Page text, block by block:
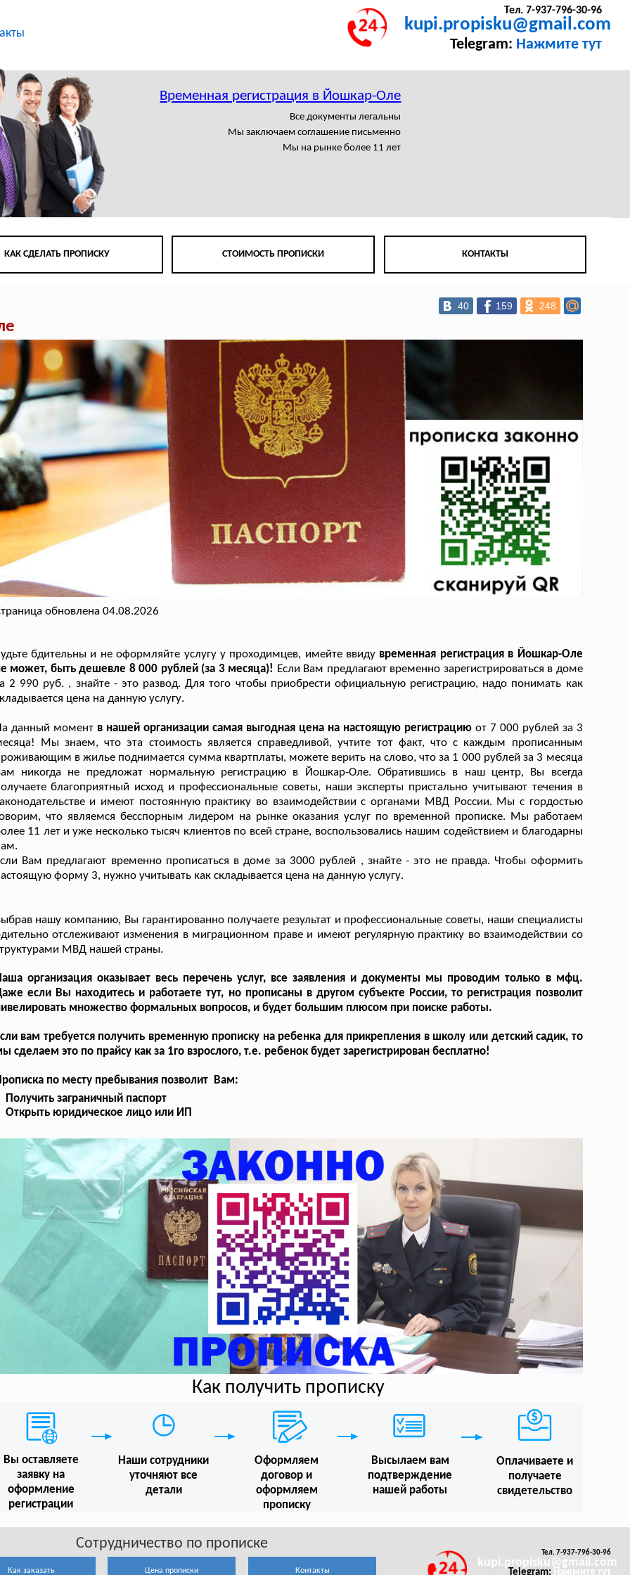
Тел. 7-937-796-30-96
kupi.propisku@gmail.com
Telegram: Нажмите тут
Временная регистрация в Йошкар-Оле
Все документы легальны
Мы заключаем соглашение письменно
Мы на рынке более 11 лет
КАК СДЕЛАТЬ ПРОПИСКУ СТОИМОСТЬ ПРОПИСКИ КОНТАКТЫ
40 159 248
обновлена 04.08.2026
бдительны и не оформляйте услугу у проходимцев, имейте ввиду временная регистрация в Йошкар-Оле
может, быть дешевле 8 000 рублей (за 3 месяца)! Если Вам предлагают временно зарегистрироваться в доме
2 990 руб. , знайте - это развод. Для того чтобы приобрести официальную регистрацию, надо понимать как
цена на данную услугу.
данный моментв нашей организации самая выгодная цена на настоящую регистрацию от 7 000 рублей за 3
Мы знаем, что эта стоимость является справедливой, учтите тот факт, что с каждым прописанным
в жилье поднимается сумма квартплаты, можете верить на слово, что за 1 000 рублей за 3 месяца
никогда не предложат нормальную регистрацию в Йошкар-Оле. Обратившись в наш центр, Вы всегда
благоприятный исход и профессиональные советы, наши эксперты пристально учитывают течения в
и имеют постоянную практику во взаимодействии с органами МВД России. Мы с гордостью
что являемся бесспорным лидером на рынке оказания услуг по временной прописке. Мы работаем
11 лет и уже несколько тысяч клиентов по всей стране, воспользовались нашим содействием и благодарны
Вам предлагают временно прописаться в доме за 3000 рублей , знайте - это не правда. Чтобы оформить
форму 3, нужно учитывать как складывается цена на данную услугу.
нашу компанию, Вы гарантированно получаете результат и профессиональные советы, наши специалисты
отслеживают изменения в миграционном праве и имеют регулярную практику во взаимодействии со
МВД нашей страны.
организация оказывает весь перечень услуг, все заявления и документы мы проводим только в мфц.
если Вы находитесь и работаете тут, но прописаны в другом субъекте России, то регистрация позволит
множество формальных вопросов, и будет большим плюсом при поиске работы.
вам требуется получить временную прописку на ребенка для прикрепления в школу или детский садик, то
сделаем это по прайсу как за 1го взрослого, т.е. ребенок будет зарегистрирован бесплатно!
по месту пребывания позволит Вам:
Получить заграничный паспорт
Открыть юридическое лицо или ИП
Как получить прописку
Вы оставляете
заявку на
оформление
регистрации
Наши сотрудники
уточняют все
детали
Оформляем
договор и
оформляем
прописку
Высылаем вам
подтверждение
нашей работы
Оплачиваете и
получаете
свидетельство
Сотрудничество по прописке
Как заказать Цена прописки Контакты
Тел. 7-937-796-30-96
kupi.propisku@gmail.com
Telegram: Нажмите тут